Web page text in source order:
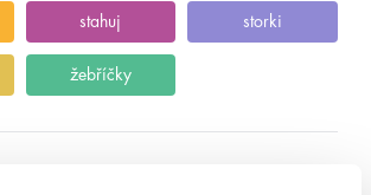
stahuj storki
žebříčky